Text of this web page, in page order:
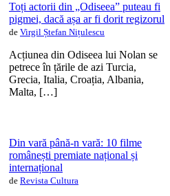
Toți actorii din „Odiseea” puteau fi
pigmei, dacă așa ar fi dorit regizorul
de Virgil Ștefan Nițulescu
Acțiunea din Odiseea lui Nolan se
petrece în țările de azi Turcia,
Grecia, Italia, Croația, Albania,
Malta, […]
Din vară până-n vară: 10 filme
românești premiate național și
internațional
de Revista Cultura